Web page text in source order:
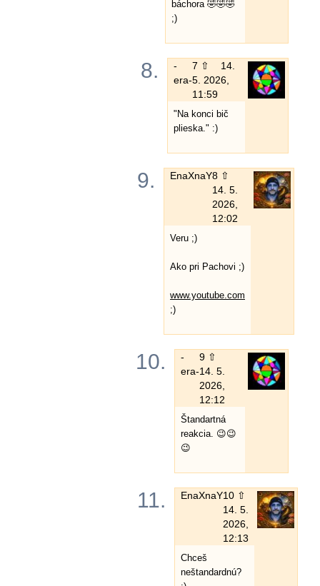
báchora 🤣🤣🤣
;)
8.
-
era-
7 ⇧
14.
5. 2026,
11:59
"Na konci bič
plieska." :)
9. EnaXnaY8 ⇧
14. 5.
2026,
12:02
Veru ;)
Ako pri Pachovi ;)
www.youtube.com
;)
10.
-
era-
9 ⇧
14. 5.
2026,
12:12
Štandartná
reakcia. 😉😉
😉
11. EnaXnaY10 ⇧
14. 5.
2026,
12:13
Chceš
neštandardnú?